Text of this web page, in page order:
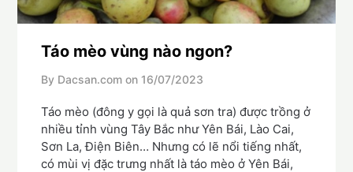
Táo mèo vùng nào ngon?
By Dacsan.com on 16/07/2023
Táo mèo (đông y gọi là quả sơn tra) được trồng ở
nhiều tỉnh vùng Tây Bắc như Yên Bái, Lào Cai,
Sơn La, Điện Biên… Nhưng có lẽ nổi tiếng nhất,
có mùi vị đặc trưng nhất là táo mèo ở Yên Bái,